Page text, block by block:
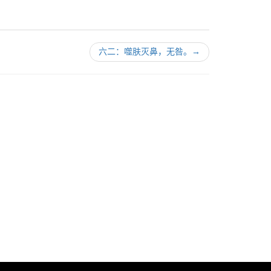
六二：噬肤灭鼻，无咎。 →